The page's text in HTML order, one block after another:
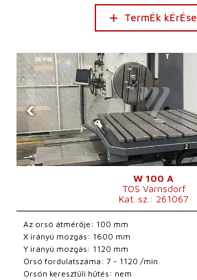
TermÉk kÉrÉse
‹
W 100 A
TOS Varnsdorf
Kat. sz.: 261067
Az orsó átmérője: 100 mm
X irányú mozgás: 1600 mm
Y irányú mozgás: 1120 mm
Orsó fordulatszáma: 7 - 1120 /min.
Orsón keresztüli hűtés: nem